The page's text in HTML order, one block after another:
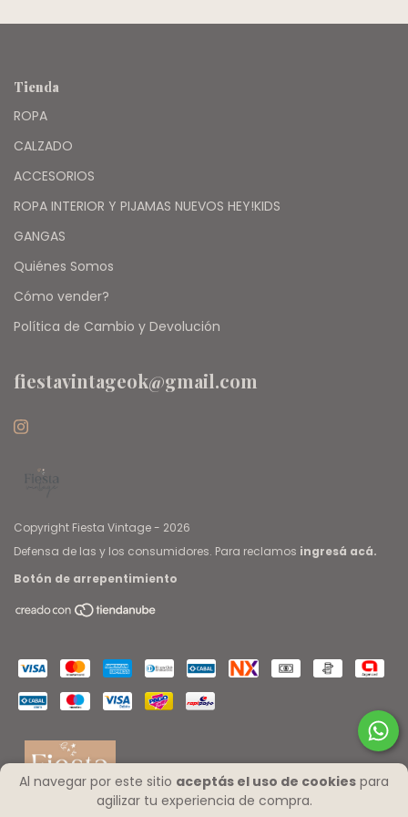
Al navegar por este sitio aceptás el uso de cookies para
agilizar tu experiencia de compra.
Tienda
ROPA
CALZADO
ACCESORIOS
ROPA INTERIOR Y PIJAMAS NUEVOS HEY!KIDS
GANGAS
Quiénes Somos
Cómo vender?
Política de Cambio y Devolución
fiestavintageok@gmail.com
Copyright Fiesta Vintage - 2026
Defensa de las y los consumidores. Para reclamos ingresá acá.
Botón de arrepentimiento